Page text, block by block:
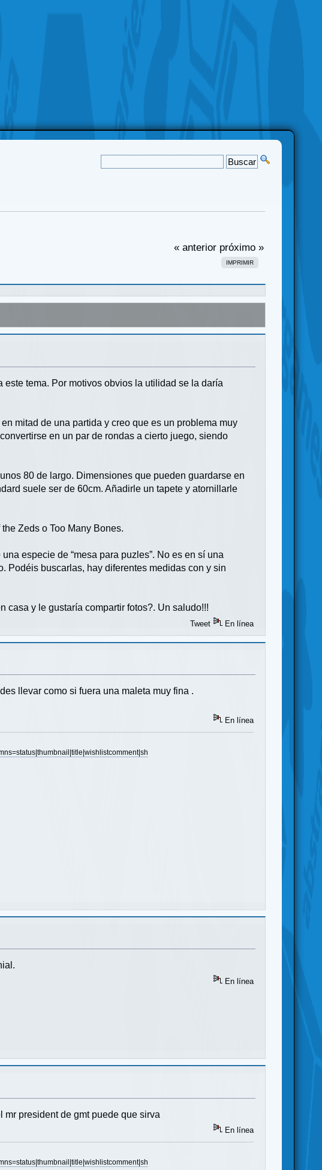
« anterior próximo »
IMPRIMIR
tema. Por motivos obvios la utilidad se la daría
mitad de una partida y creo que es un problema muy
en un par de rondas a cierto juego, siendo
80 de largo. Dimensiones que pueden guardarse en
suele ser de 60cm. Añadirle un tapete y atornillarle
Zeds o Too Many Bones.
especie de “mesa para puzles”. No es en sí una
Podéis buscarlas, hay diferentes medidas con y sin
casa y le gustaría compartir fotos?. Un saludo!!!
Tweet En línea
llevar como si fuera una maleta muy fina .
En línea
En línea
president de gmt puede que sirva
En línea